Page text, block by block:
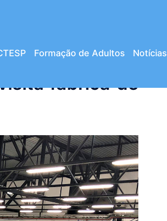
Formação de Adultos Notícias
fábrica de